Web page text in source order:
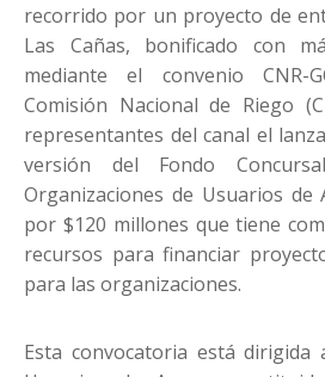
recorrido por un proyecto de
Las Cañas, bonificado con
mediante el convenio CNR-
Comisión Nacional de Riego
representantes del canal el
versión del Fondo
Organizaciones de Usuarios de
por $120 millones que tiene
recursos para financiar
para las organizaciones.
Esta convocatoria está dirigida